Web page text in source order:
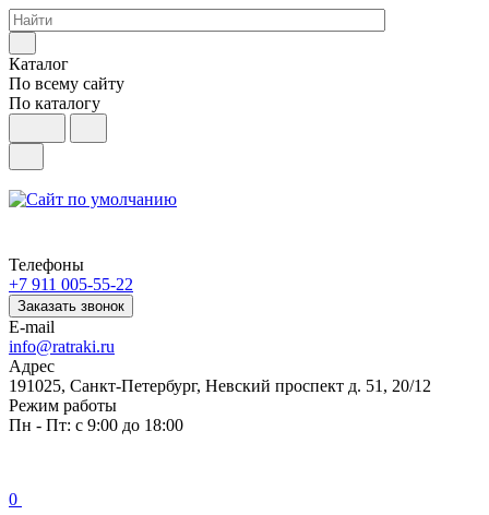
Каталог
По всему сайту
По каталогу
Телефоны
+7 911 005-55-22
Заказать звонок
E-mail
info@ratraki.ru
Адрес
191025, Санкт-Петербург, Невский проспект д. 51, 20/12
Режим работы
Пн - Пт: с 9:00 до 18:00
0